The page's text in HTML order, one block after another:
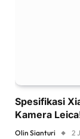
Spesifikasi
Kamera
Olin Sianturi 2